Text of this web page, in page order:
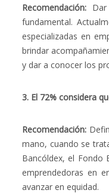
Recomendación:
fundamental.
especializadas en
brindar
y dar a conocer los
3. El 72% considera
Recomendación:
mano, cuando se
Bancóldex, el Fondo
emprendedoras en
avanzar en equidad.